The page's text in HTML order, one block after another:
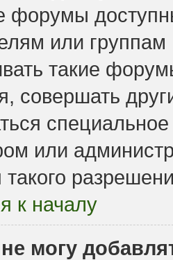
форумы
или
такие
совершать
или
такого
к началу
могу